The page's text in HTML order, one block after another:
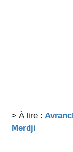
> À lire :
Merdji